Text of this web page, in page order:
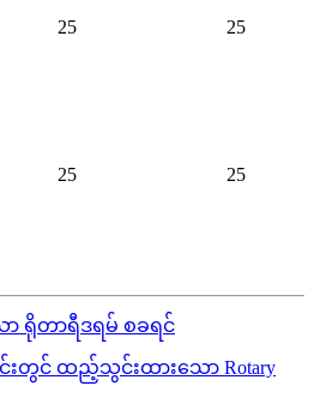
25 25
25 25
ာ ရိုတာရီဒရမ် စခရင်
းတွင် ထည့်သွင်းထားသော Rotary